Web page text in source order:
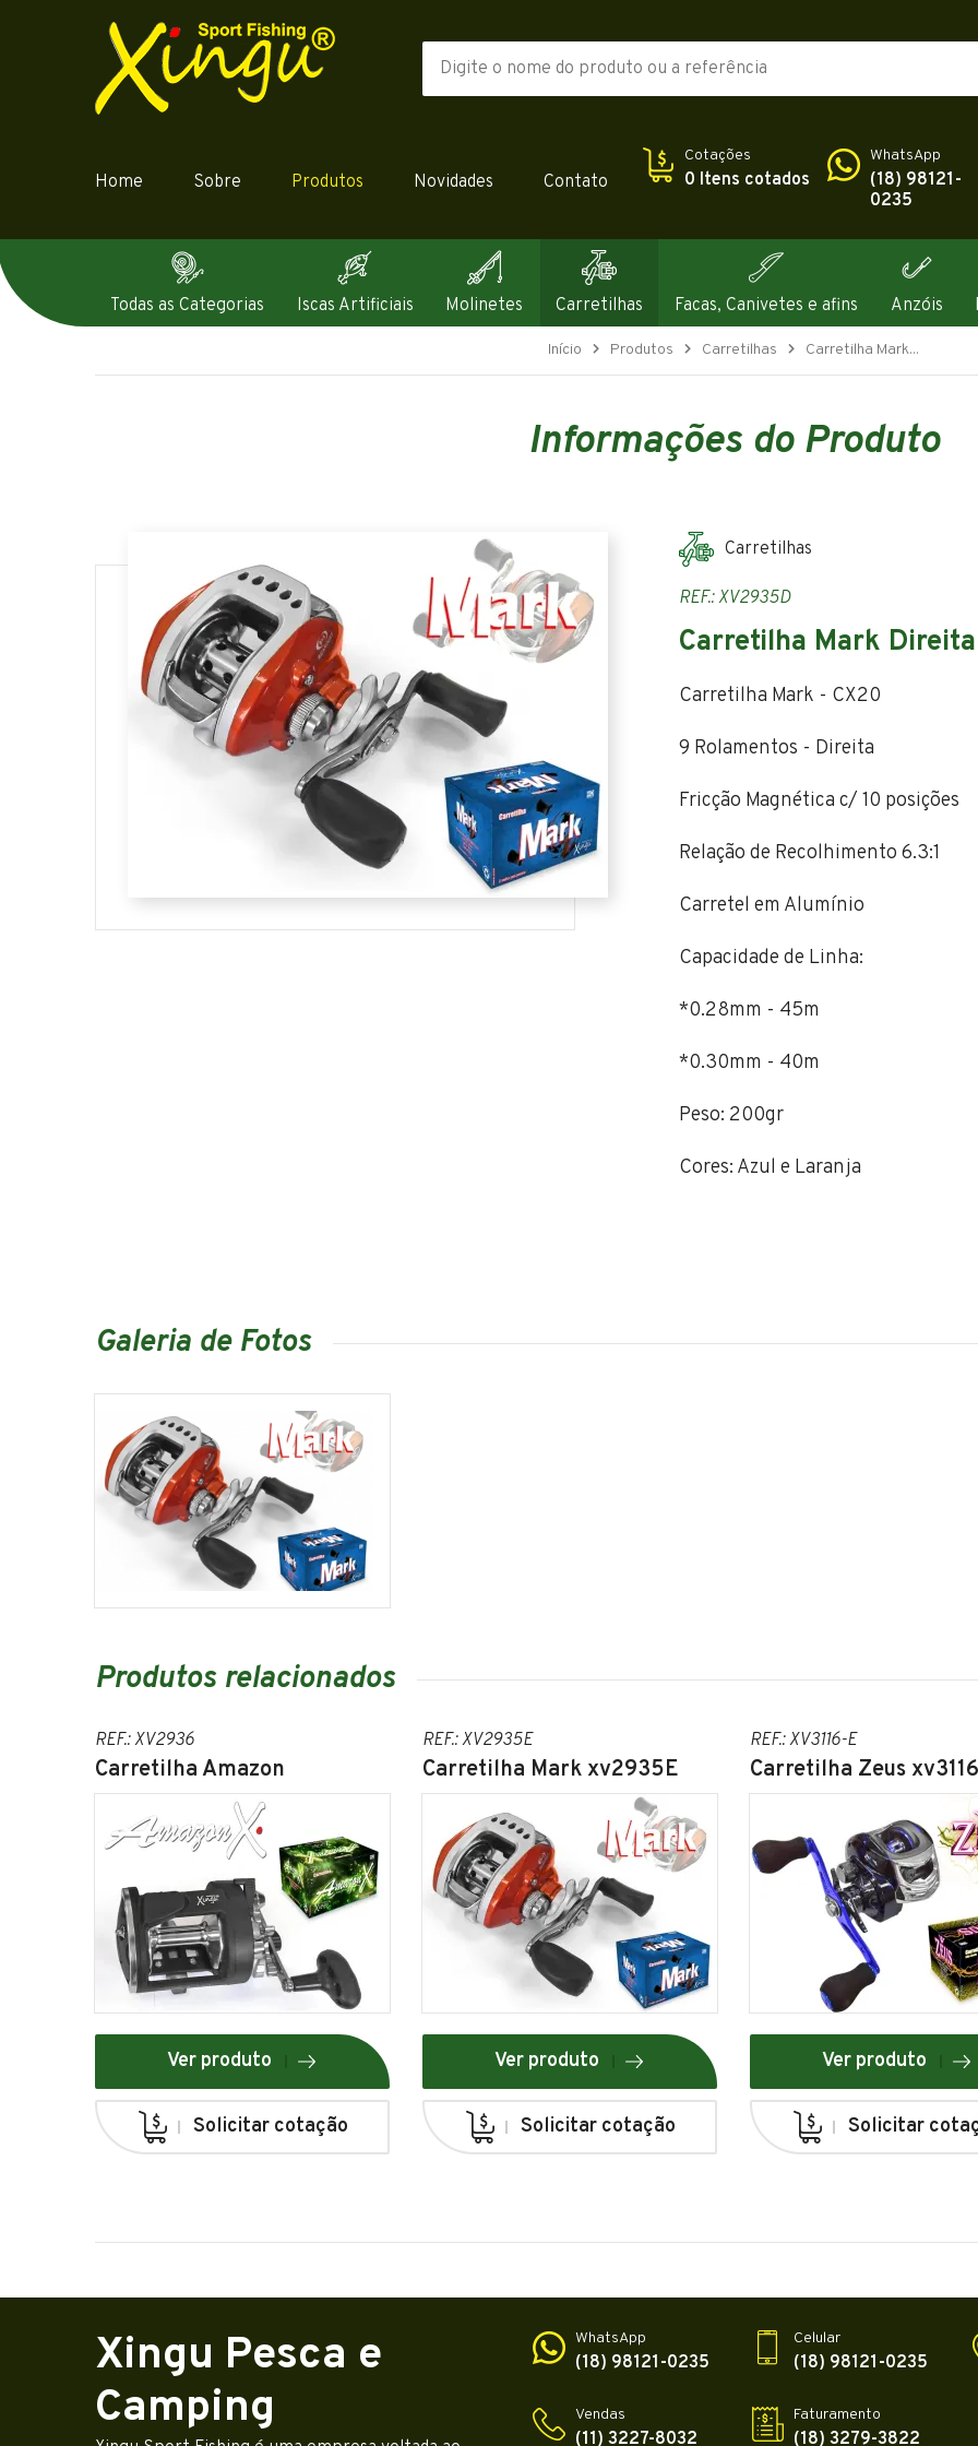
Home Sobre Produtos Novidades Contato
Cotações
0 Itens cotados
WhatsApp
(18) 98121-
0235
Todas as Categorias Iscas Artificiais Molinetes Carretilhas Facas, Canivetes e afins Anzóis
Início Produtos Carretilhas Carretilha Mark...
Informações do Produto
Carretilhas
REF.: XV2935D
Carretilha Mark Direita
Carretilha Mark - CX20
9 Rolamentos - Direita
Fricção Magnética c/ 10 posições
Relação de Recolhimento 6.3:1
Carretel em Alumínio
Capacidade de Linha:
*0.28mm - 45m
*0.30mm - 40m
Peso: 200gr
Cores: Azul e Laranja
Galeria de Fotos
Produtos relacionados
REF.: XV2936
Carretilha Amazon
Ver produto
Solicitar cotação
REF.: XV2935E
Carretilha Mark xv2935E
Ver produto
Solicitar cotação
REF.: XV3116-E
Carretilha Zeus
Ver produto
Solicitar
Xingu Pesca e
Camping
WhatsApp
(18) 98121-0235
Celular
(18) 98121-0235
Vendas
(11) 3227-8032
Faturamento
(18) 3279-3822